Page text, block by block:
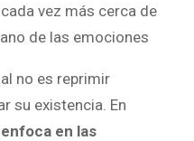
vez más cerca de
de las emociones
no es reprimir
su existencia. En
en las